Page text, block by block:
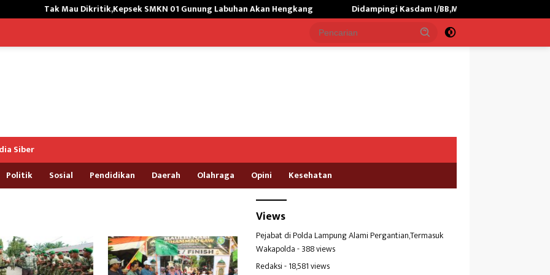
Tak Mau Dikritik,Kepsek SMKN 01 Gunung Labuhan Akan Hengkang Didampingi Kasdam I/BB,Menhan RI Kunjungi Yonif TP 902/
Siber
Politik Sosial Pendidikan Daerah Olahraga Opini Kesehatan
Views
Pejabat di Polda Lampung Alami Pergantian,Termasuk
Wakapolda- 388 views
Redaksi- 18,581 views